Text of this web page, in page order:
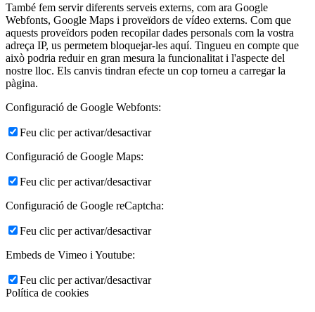
També fem servir diferents serveis externs, com ara Google
Webfonts, Google Maps i proveïdors de vídeo externs. Com que
aquests proveïdors poden recopilar dades personals com la vostra
adreça IP, us permetem bloquejar-les aquí. Tingueu en compte que
això podria reduir en gran mesura la funcionalitat i l'aspecte del
nostre lloc. Els canvis tindran efecte un cop torneu a carregar la
pàgina.
Configuració de Google Webfonts:
Feu clic per activar/desactivar
Configuració de Google Maps:
Feu clic per activar/desactivar
Configuració de Google reCaptcha:
Feu clic per activar/desactivar
Embeds de Vimeo i Youtube:
Feu clic per activar/desactivar
Política de cookies